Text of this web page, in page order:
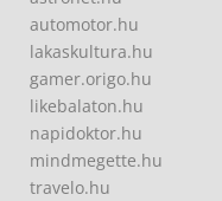
automotor.hu
lakaskultura.hu
gamer.origo.hu
likebalaton.hu
napidoktor.hu
mindmegette.hu
travelo.hu